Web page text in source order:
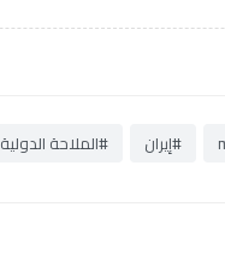
#إيران #الملاحة الدولية